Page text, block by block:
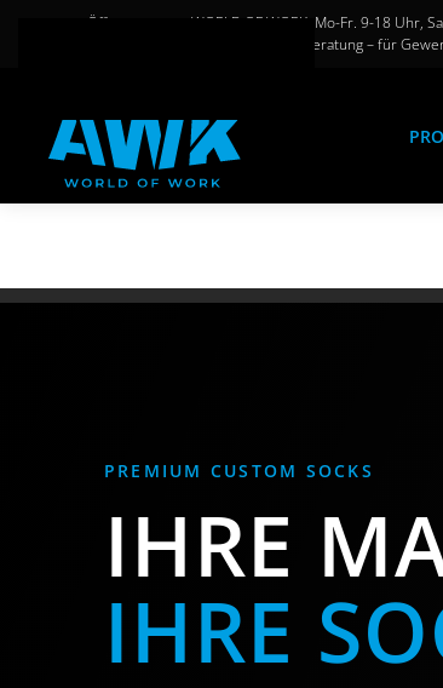
Öffnungszeiten WORLD OF WORK: Mo-Fr. 9-18 Uhr,
Große Auswahl und persönliche Beratung – für
PREMIUM CUSTOM SOCKS
IHRE
IHRE